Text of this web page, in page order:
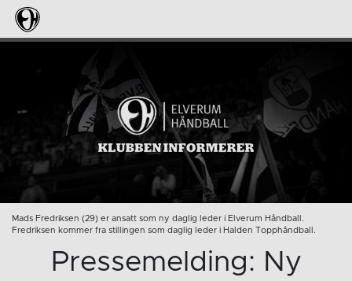
Mads Fredriksen (29) er ansatt som ny daglig leder i Elverum Håndball.
Fredriksen kommer fra stillingen som daglig leder i Halden Topphåndball.
Pressemelding: Ny